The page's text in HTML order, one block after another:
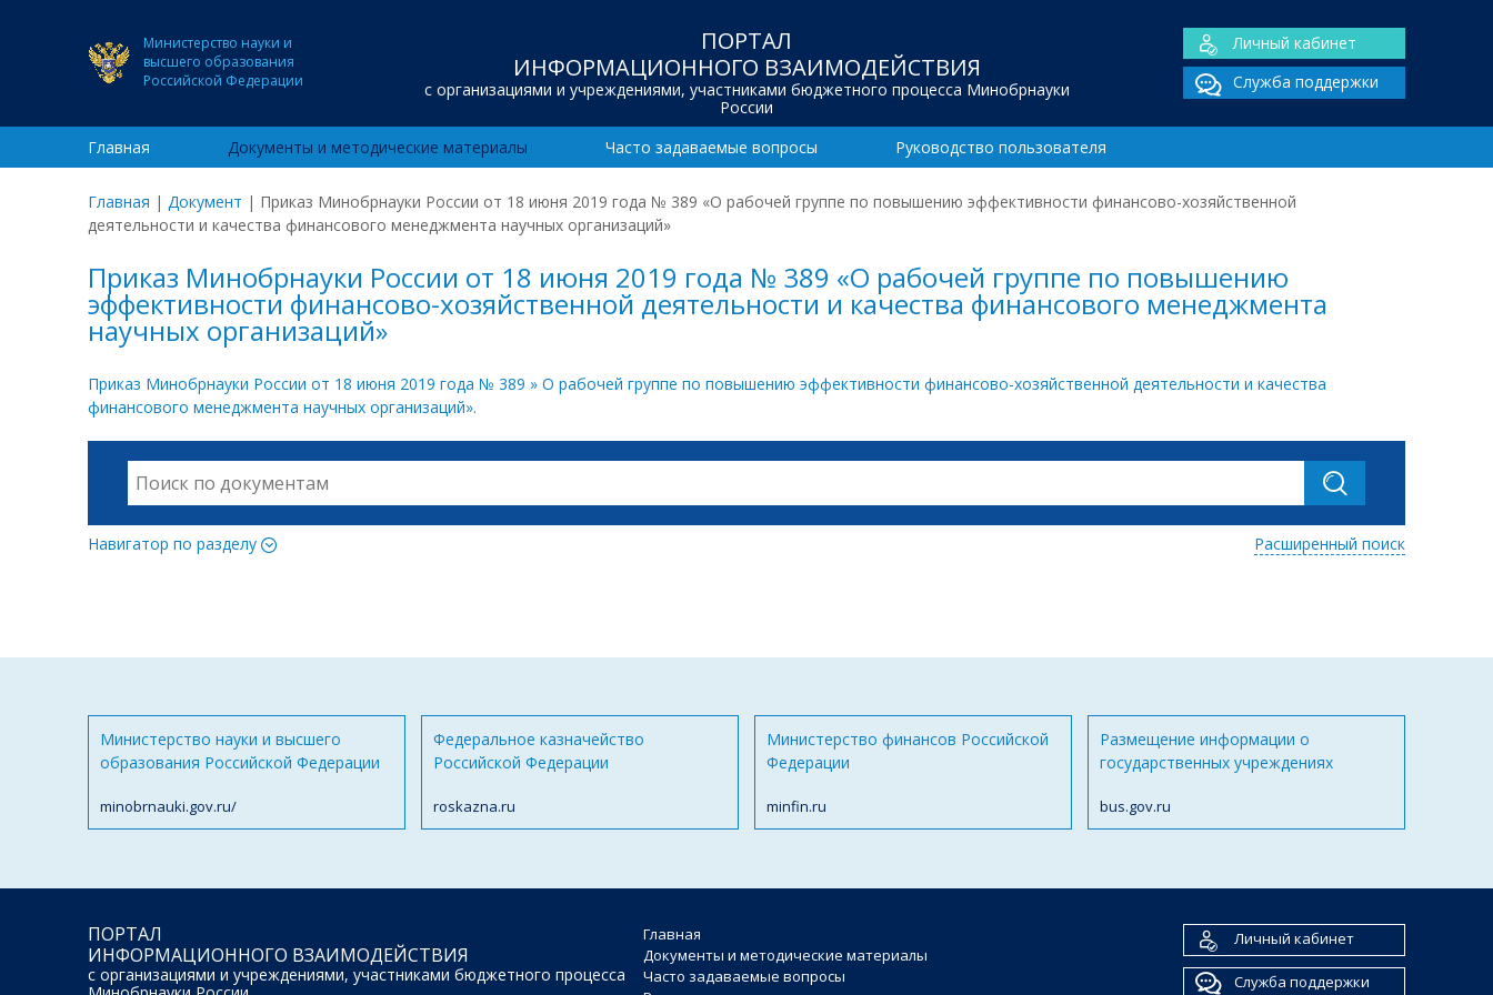
Министерство науки и
высшего образования
Российской Федерации
ПОРТАЛ
ИНФОРМАЦИОННОГО ВЗАИМОДЕЙСТВИЯ
с организациями и учреждениями, участниками бюджетного процесса Минобрнауки
России
Личный кабинет
Служба поддержки
Главная Документы и методические материалы Часто задаваемые вопросы Руководство пользователя
Главная | Документ | Приказ Минобрнауки России от 18 июня 2019 года № 389 «О рабочей группе по повышению эффективности финансово-хозяйственной
деятельности и качества финансового менеджмента научных организаций»
Приказ Минобрнауки России от 18 июня 2019 года № 389 «О рабочей группе по повышению
эффективности финансово-хозяйственной деятельности и качества финансового менеджмента
научных организаций»
Приказ Минобрнауки России от 18 июня 2019 года № 389 » О рабочей группе по повышению эффективности финансово-хозяйственной деятельности и качества
финансового менеджмента научных организаций».
Навигатор по разделу Расширенный поиск
Министерство науки и высшего
образования Российской Федерации
minobrnauki.gov.ru/
Федеральное казначейство
Российской Федерации
roskazna.ru
Министерство финансов Российской
Федерации
minfin.ru
Размещение информации о
государственных учреждениях
bus.gov.ru
ПОРТАЛ
ИНФОРМАЦИОННОГО ВЗАИМОДЕЙСТВИЯ
с организациями и учреждениями, участниками бюджетного процесса
Главная
Документы и методические материалы
Часто задаваемые вопросы
Личный кабинет
Служба поддержки